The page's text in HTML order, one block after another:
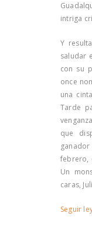
intriga
Y
saludar
con su
once
una
Tarde
que
febrero,
Un
caras,
Seguir